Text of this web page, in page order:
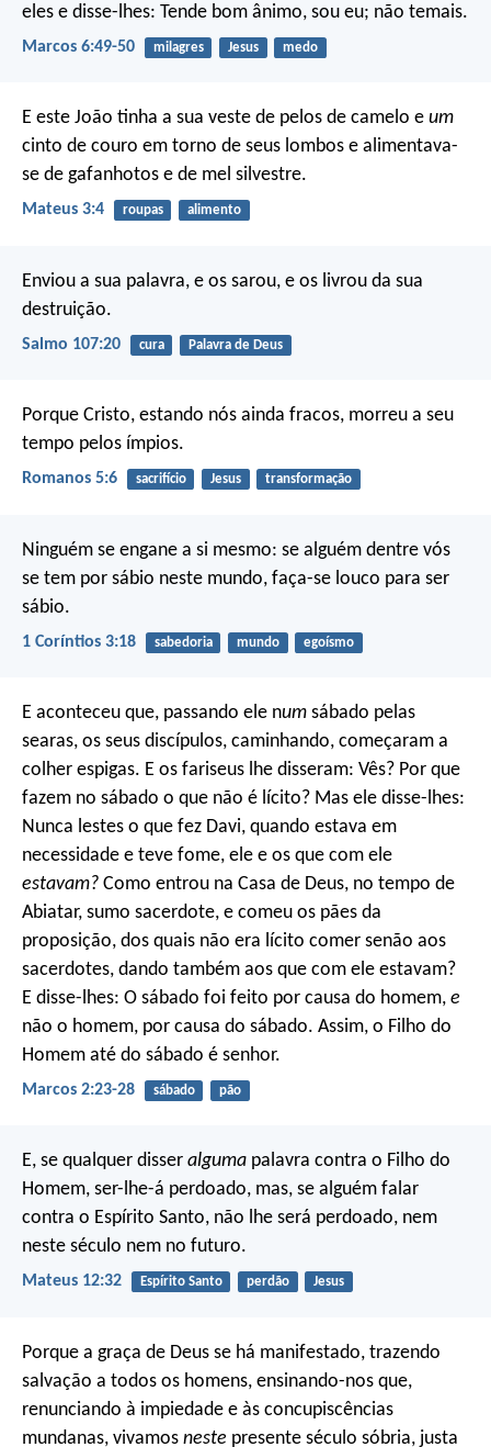
eles e disse-lhes: Tende bom ânimo, sou eu; não temais.
Marcos 6:49-50 milagres Jesus medo
E este João tinha a sua veste de pelos de camelo e um
cinto de couro em torno de seus lombos e alimentava-
se de gafanhotos e de mel silvestre.
Mateus 3:4 roupas alimento
Enviou a sua palavra, e os sarou, e os livrou da sua
destruição.
Salmo 107:20 cura Palavra de Deus
Porque Cristo, estando nós ainda fracos, morreu a seu
tempo pelos ímpios.
Romanos 5:6 sacrifício Jesus transformação
Ninguém se engane a si mesmo: se alguém dentre vós
se tem por sábio neste mundo, faça-se louco para ser
sábio.
1 Coríntios 3:18 sabedoria mundo egoísmo
E aconteceu que, passando ele num sábado pelas
searas, os seus discípulos, caminhando, começaram a
colher espigas. E os fariseus lhe disseram: Vês? Por que
fazem no sábado o que não é lícito? Mas ele disse-lhes:
Nunca lestes o que fez Davi, quando estava em
necessidade e teve fome, ele e os que com ele
estavam? Como entrou na Casa de Deus, no tempo de
Abiatar, sumo sacerdote, e comeu os pães da
proposição, dos quais não era lícito comer senão aos
sacerdotes, dando também aos que com ele estavam?
E disse-lhes: O sábado foi feito por causa do homem, e
não o homem, por causa do sábado. Assim, o Filho do
Homem até do sábado é senhor.
Marcos 2:23-28 sábado pão
E, se qualquer disser alguma palavra contra o Filho do
Homem, ser-lhe-á perdoado, mas, se alguém falar
contra o Espírito Santo, não lhe será perdoado, nem
neste século nem no futuro.
Mateus 12:32 Espírito Santo perdão Jesus
Porque a graça de Deus se há manifestado, trazendo
salvação a todos os homens, ensinando-nos que,
renunciando à impiedade e às concupiscências
mundanas, vivamos neste presente século sóbria, justa